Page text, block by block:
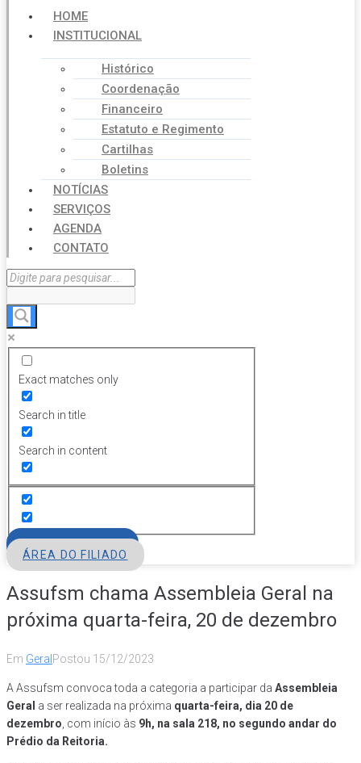
HOME
INSTITUCIONAL
Histórico
Coordenação
Financeiro
Estatuto e Regimento
Cartilhas
Boletins
NOTÍCIAS
SERVIÇOS
AGENDA
CONTATO
Exact matches only
Search in title
Search in content
ÁREA DO FILIADO
Assufsm chama Assembleia Geral na
próxima quarta-feira, 20 de dezembro
Em Geral Postou 15/12/2023
A Assufsm convoca toda a categoria a participar da Assembleia
Geral a ser realizada na próxima quarta-feira, dia 20 de
dezembro , com início às 9h, na sala 218, no segundo andar do
Prédio da Reitoria.